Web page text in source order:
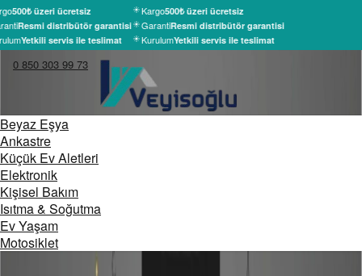
500₺ üzeri ücretsiz
Resmi distribütör garantisi
Yetkili servis ile teslimat
Kargo500₺ üzeri ücretsiz
GarantiResmi distribütör garantisi
KurulumYetkili servis ile teslimat
0 850 303 99 73
Beyaz Eşya
Ankastre
Küçük Ev Aletleri
Elektronik
Kişisel Bakım
Isıtma & Soğutma
Ev Yaşam
Motosiklet